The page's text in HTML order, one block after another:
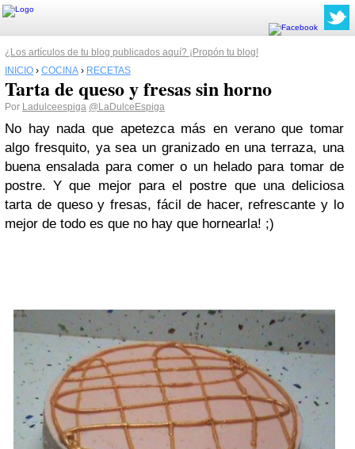
¿Los artículos de tu blog publicados aquí? ¡Propón tu blog!
INICIO › COCINA › RECETAS
Tarta de queso y fresas sin horno
Por Ladulceespiga @LaDulceEspiga
No hay nada que apetezca más en verano que tomar
algo fresquito, ya sea un granizado en una terraza, una
buena ensalada para comer o un helado para tomar de
postre. Y que mejor para el postre que una deliciosa
tarta de queso y fresas, fácil de hacer, refrescante y lo
mejor de todo es que no hay que hornearla! ;)